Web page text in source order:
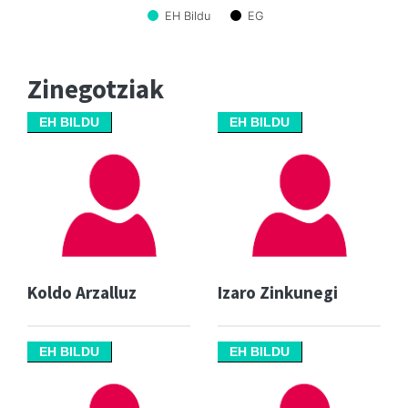
EH Bildu EG
Zinegotziak
EH BILDU
Koldo Arzalluz
EH BILDU
Izaro Zinkunegi
EH BILDU EH BILDU